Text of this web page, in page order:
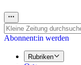
Abonnent:in werden
Rubriken